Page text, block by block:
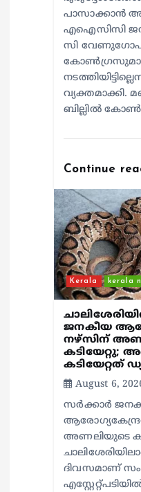
പാസാക്കാൻ
എഐസിസി
സി
ബില്ലിൽ
Continue
Kerala kerala
ജനകീയ
നഴ്സിന്
കടിയേറ്റു;
കടിയേറ്റത്
August 6,
സര്‍ക്കാര്‍
അണലിയുടെ
ദിവസമാണ്